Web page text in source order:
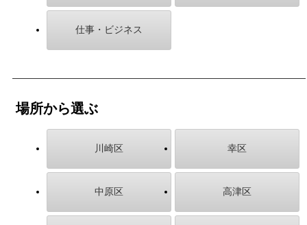
仕事・ビジネス
場所から選ぶ
川崎区 幸区
中原区 高津区